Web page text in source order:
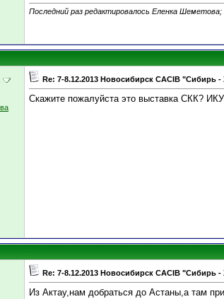
Последний раз редактировалось Еленка Шеметова;
Re: 7-8.12.2013 Новосибирск CACIB "Сибирь -
Скажите пожалуйста это выставка СКК?
Re: 7-8.12.2013 Новосибирск CACIB "Сибирь -
Из Актау,нам добраться до Астаны,а там